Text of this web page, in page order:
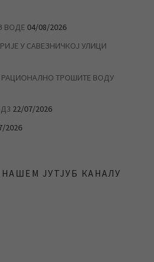
ВОДЕ 04/08/2026
У САВЕЗНИЧКОЈ УЛИЦИ
ТРОШИТЕ ВОДУ
22/07/2026
2026
ЈУТЈУБ КАНАЛУ